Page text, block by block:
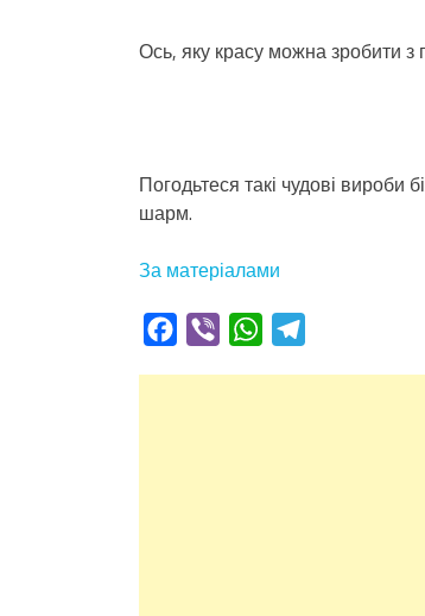
Ось, яку красу можна зробити з
Погодьтеся такі чудові вироби
шарм.
За матеріалами
Facebook
Viber WhatsApp